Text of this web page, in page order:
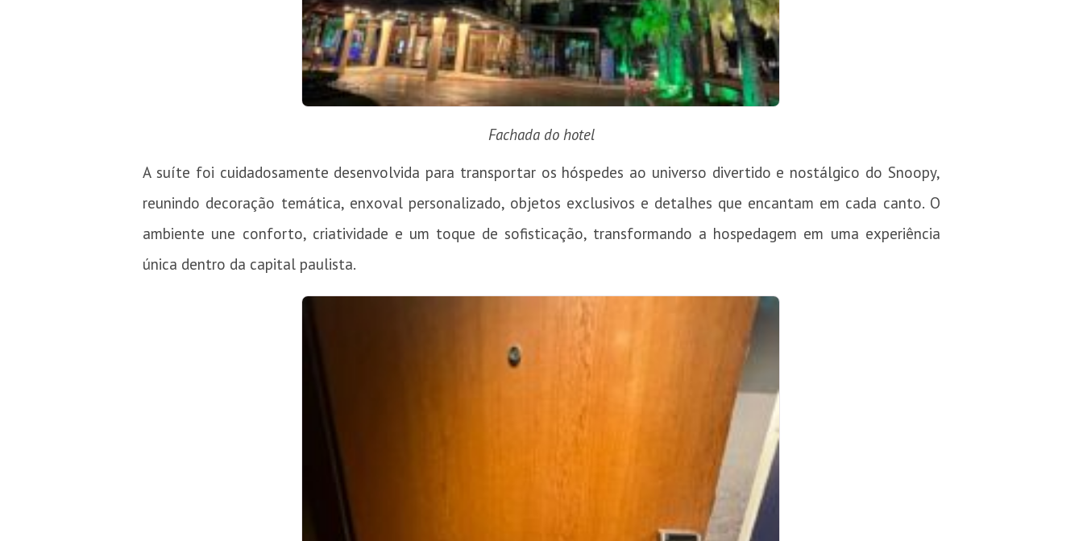
Fachada do hotel
A suíte foi cuidadosamente desenvolvida para transportar os hóspedes ao universo divertido e nostálgico do Snoopy,
reunindo decoração temática, enxoval personalizado, objetos exclusivos e detalhes que encantam em cada canto. O
ambiente une conforto, criatividade e um toque de sofisticação, transformando a hospedagem em uma experiência
única dentro da capital paulista.